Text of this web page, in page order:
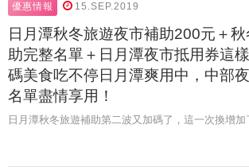
優惠情報 15.SEP.2019
日月潭秋冬旅遊夜市補助200元＋
助完整名單＋日月潭夜市抵用券這
碼美食吃不停日月潭爽用中，中部
名單盡情享用！
日月潭秋冬旅遊補助第二波又加碼了，這一次換增